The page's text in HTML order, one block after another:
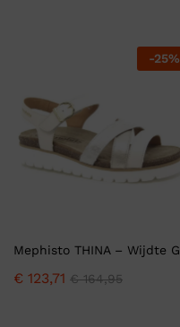
-25%
Mephisto THINA – Wijdte G
€ 123,71 €164,95